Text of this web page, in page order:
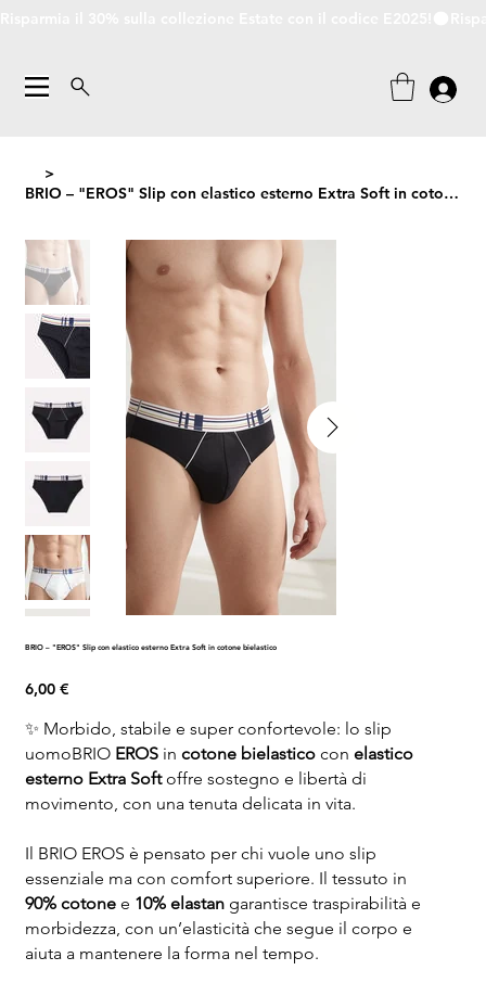
>
BRIO – "EROS" Slip con elastico esterno Extra Soft in cotone bielastico
BRIO – "EROS" Slip con elastico esterno Extra Soft in cotone bielastico
Prezzo
6,00 €
✨ Morbido, stabile e super confortevole: lo slip
uomoBRIO EROSin cotone bielasticocon elastico
esterno Extra Softoffre sostegno e libertà di
movimento, con una tenuta delicata in vita.
Il BRIO EROS è pensato per chi vuole uno slip
essenziale ma con comfort superiore. Il tessuto in
90% cotonee 10% elastangarantisce traspirabilità e
morbidezza, con un’elasticità che segue il corpo e
aiuta a mantenere la forma nel tempo.